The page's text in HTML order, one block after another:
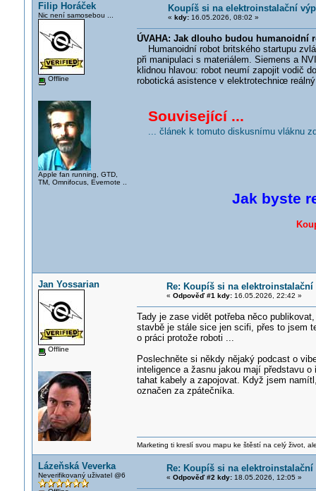
Filip Horáček
Nic není samosebou ...
Offline
Apple fan running, GTD,
TM, Omnifocus, Evernote ..
Koupíš si na elektroinstalační
« kdy:16.05.2026, 08:02 »
ÚVAHA: Jak dlouho budou humanoidní
Humanoidní robot britského startupu
při manipulaci s materiálem. Siemens a
klidnou hlavou: robot neumí zapojit vodič
robotická asistence v elektrotechnice
Související ...
... článek k tomuto diskusnímu vláknu
Jak byste
Jan Yossarian
Offline
Re: Koupíš si na
« Odpověď #1 kdy:16.05.2026, 22:42 »
Tady je zase vidět potřeba něco
stavbě je stále sice jen scifi, přes to jsem
o práci protože roboti ...
Poslechněte si někdy nějaký podcast o
inteligence a žasnu jakou mají představu
tahat kabely a zapojovat. Když jsem
označen za zpátečníka.
Marketing ti kreslí svou mapu ke štěstí na celý život,
Lázeňská Veverka
Neverifikovaný uživatel @6
Re: Koupíš si na
« Odpověď #2 kdy:18.05.2026, 12:05 »